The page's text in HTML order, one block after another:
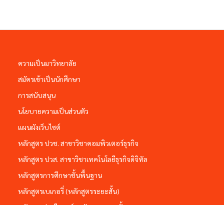
ความเป็นมาวิทยาลัย
สมัครเข้าเป็นนักศึกษา
การสนับสนุน
นโยบายความเป็นส่วนตัว
แผนผังเว็บไซต์
หลักสูตร ปวช. สาขาวิชาคอมพิวเตอร์ธุรกิจ
หลักสูตร ปวส. สาขาวิชาเทคโนโลยีธุรกิจดิจิทัล
หลักสูตรการศึกษาชั้นพื้นฐาน
หลักสูตรเบเกอรี่ (หลักสูตรระยะสั้น)